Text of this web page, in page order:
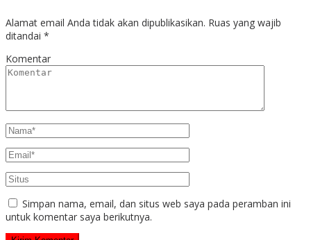
Alamat email Anda tidak akan dipublikasikan. Ruas yang wajib
ditandai *
Komentar
Simpan nama, email, dan situs web saya pada peramban ini
untuk komentar saya berikutnya.